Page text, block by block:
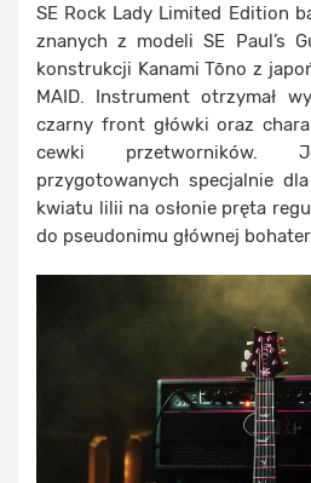
SE Rock Lady Limited Edition
znanych z modeli SE Paul’s
konstrukcji Kanami Tōno z
MAID. Instrument otrzymał
czarny front główki oraz
cewki przetworników.
przygotowanych specjalnie
kwiatu lilii na osłonie pręta
do pseudonimu głównej